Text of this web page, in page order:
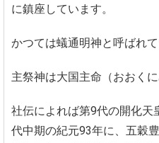
に鎮座しています。
かつては蟻通明神と呼ばれて
主祭神は大国主命（おおくに
社伝によれば第9代の開化天
代中期の紀元93年に、五穀